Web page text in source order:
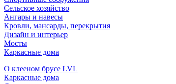
Сельское хозяйство
Ангары и навесы
Кровли, мансарды, перекрытия
Дизайн и интерьер
Мосты
Каркасные дома
О клееном брусе LVL
Каркасные дома